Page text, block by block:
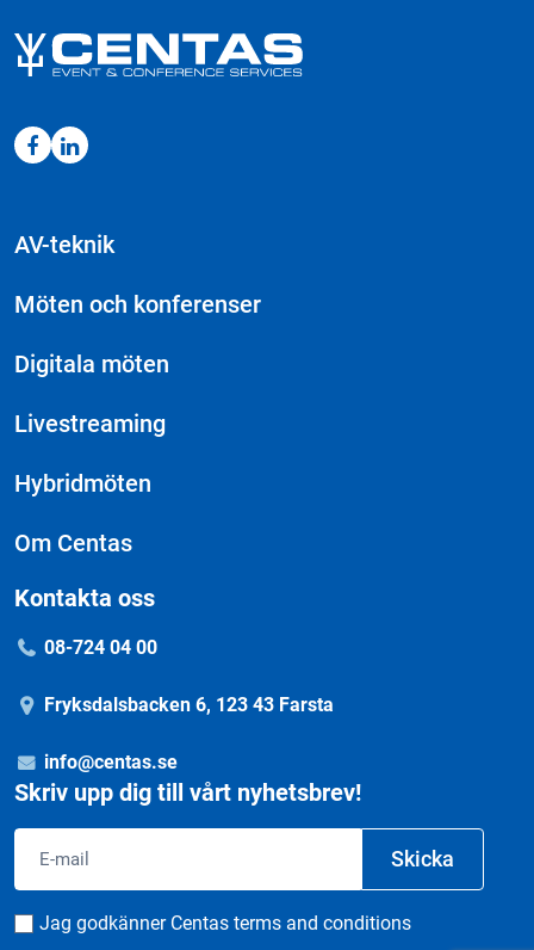
AV-teknik
Möten och konferenser
Digitala möten
Livestreaming
Hybridmöten
Om Centas
Kontakta oss
08-724 04 00
Fryksdalsbacken 6, 123 43 Farsta
info@centas.se
Skriv upp dig till vårt nyhetsbrev!
Skicka
Consent
Jag godkänner Centas terms and conditions